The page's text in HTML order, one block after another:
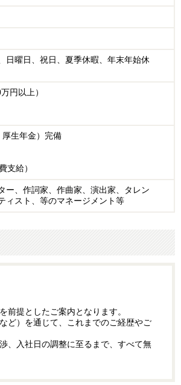
日曜日、祝日、夏季休暇、年末年始休
円以上）
生年金）完備
支給）
ー、作詞家、作曲家、演出家、タレン
ィスト、等のマネージメント等
前提としたご案内となります。
ど）を通じて、これまでのご経歴やご
、入社日の調整に至るまで、すべて無